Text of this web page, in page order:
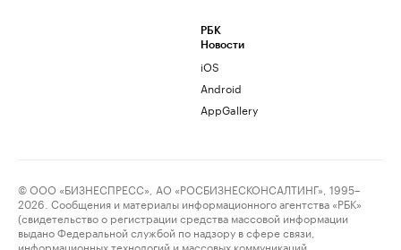
РБК
Новости
iOS
Android
AppGallery
© ООО «БИЗНЕСПРЕСС», АО «РОСБИЗНЕСКОНСАЛТИНГ», 1995–
2026. Сообщения и материалы информационного агентства «РБК»
(свидетельство о регистрации средства массовой информации
выдано Федеральной службой по надзору в сфере связи,
информационных технологий и массовых коммуникаций